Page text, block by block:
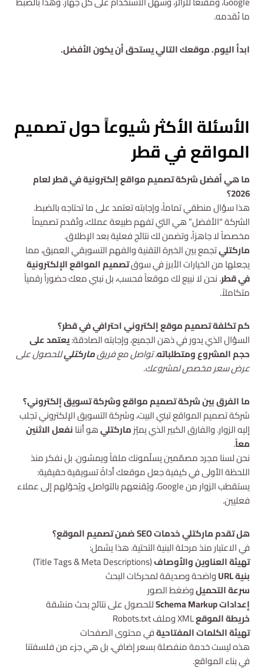
ما نُقدمه.
ابدأ اليوم. موقعك التالي يستحق أن يكون الأفضل.
الأسئلة الأكثر شيوعاً حول تصميم
المواقع في قطر
ما هي أفضل شركة تصميم مواقع إلكترونية في قطر لعام
2026؟
هذا سؤال منطقي تماماً، وإجابته تعتمد على ما تحتاجه بالضبط.
الشركة “الأفضل” هي التي تفهم طبيعة عملك، وتُقدم تصميماً
مخصصاً لا جاهزاً، وتضمن لك نتائج فعلية بعد الإطلاق.
ماركتليتجمع بين الخبرة التقنية والفهم التسويقي العميق، مما
يجعلها من الخيارات الأبرز في سوقتصميم المواقع الإلكترونية
في قطر. نحن لا نبيع لك موقعاً فحسب، بل نبني معك حضوراً رقمياً
متكاملاً.
كم تكلفة تصميم موقع إلكتروني احترافي في قطر؟
السؤال الذي يدور في ذهن الجميع، وإجابته الصادقة:يعتمد على
حجم المشروع ومتطلباته، تواصل مع فريقماركتليللحصول على
عرض سعر مخصص لمشروعك.
ما الفرق بين شركة تصميم مواقع وشركة تسويق إلكتروني؟
شركة تصميم المواقع تبني البيت، وشركة التسويق الإلكتروني تجلب
إليه الزوار. والفارق الكبير الذي يميّزماركتليهو أننانفعل الاثنين
معاً.
نحن لسنا مجرد مصمّمين يسلّمونك ملفاً ويمشون. بل نفكر منذ
اللحظة الأولى في كيفية جعل موقعك أداةً تسويقية حقيقية:
يستقطب الزوار من Google، ويُقنعهم بالتواصل، ويُحوّلهم إلى عملاء
فعليين.
هل تقدم ماركتلي خدمات SEO ضمن تصميم الموقع؟
في الاعتبار منذ مرحلة البنية التحتية. هذا يشمل:
تهيئة العناوين والأوصاف(Title Tags & Meta Descriptions)
بنية URL
واضحة وصديقة لمحركات البحث
سرعة التحميلوضغط الصور
إعدادات Schema Markup
للحصول على نتائج بحث منسّقة
خريطة الموقع
تهيئة الكلمات المفتاحيةفي محتوى الصفحات
هذه ليست خدمة منفصلة بسعر إضافي، بل هي جزء من فلسفتنا
في بناء المواقع.